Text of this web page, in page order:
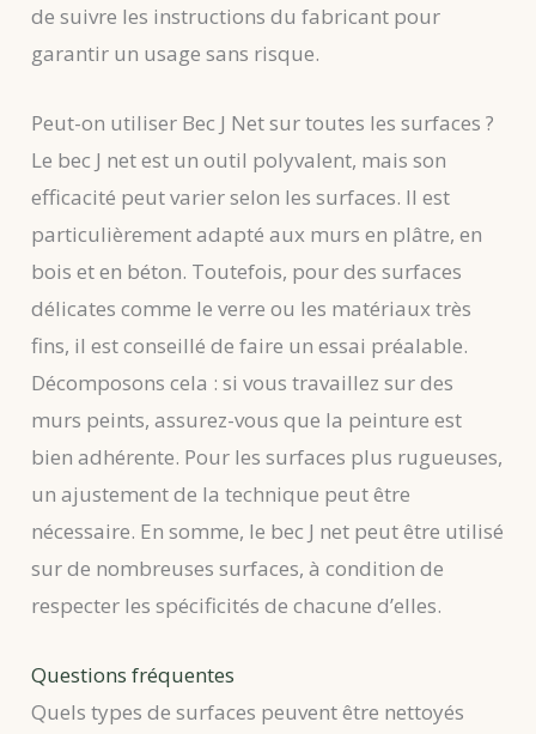
de suivre les instructions du fabricant pour
garantir un usage sans risque.
Peut-on utiliser Bec J Net sur toutes les surfaces ?
Le bec J net est un outil polyvalent, mais son
efficacité peut varier selon les surfaces. Il est
particulièrement adapté aux murs en plâtre, en
bois et en béton. Toutefois, pour des surfaces
délicates comme le verre ou les matériaux très
fins, il est conseillé de faire un essai préalable.
Décomposons cela : si vous travaillez sur des
murs peints, assurez-vous que la peinture est
bien adhérente. Pour les surfaces plus rugueuses,
un ajustement de la technique peut être
nécessaire. En somme, le bec J net peut être utilisé
sur de nombreuses surfaces, à condition de
respecter les spécificités de chacune d’elles.
Questions fréquentes
Quels types de surfaces peuvent être nettoyés